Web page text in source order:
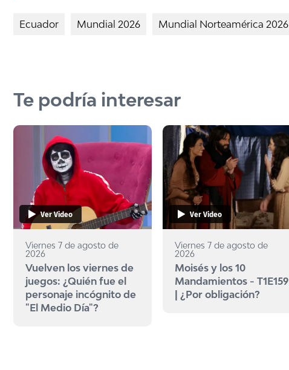
Ecuador Mundial 2026 Mundial Norteamérica 2026
Te podría interesar
Ver Video
Viernes 7 de agosto de
2026
Vuelven los viernes de
juegos: ¿Quién fue el
personaje incógnito de
"El Medio Día"?
Ver Video
Viernes 7 de agosto de
2026
Moisés y los 10
Mandamientos - T1E159
| ¿Por obligación?